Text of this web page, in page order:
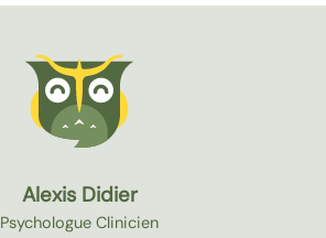
Alexis Didier
Psychologue Clinicien